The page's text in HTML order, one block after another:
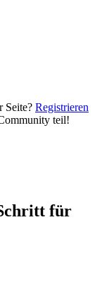
Seite? Registrieren
teil!
für